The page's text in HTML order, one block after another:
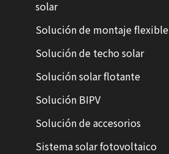
solar
Solución de montaje flexible
Solución de techo solar
Solución solar flotante
Solución BIPV
Solución de accesorios
Sistema solar fotovoltaico